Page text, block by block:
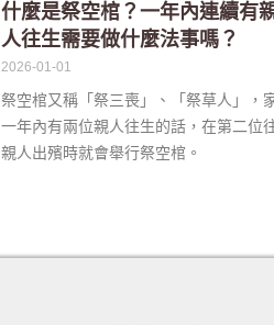
什麼是祭空棺？一年內連續有
人往生需要做什麼法事嗎？
2026-01-01
祭空棺又稱「祭三喪」、「祭草人」，
一年內有兩位親人往生的話，在第二位
親人出殯時就會舉行祭空棺。